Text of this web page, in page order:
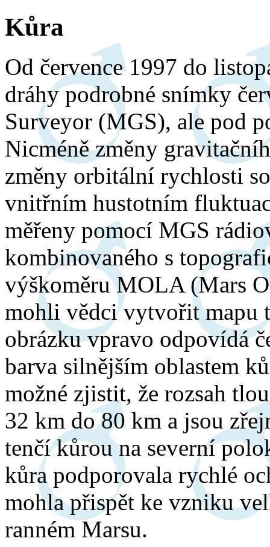
Kůra
Od července 1997 do
dráhy podrobné snímky
Surveyor (MGS), ale pod
Nicméně změny
změny orbitální rychlosti
vnitřním hustotním
měřeny pomocí MGS
kombinovaného s
výškoměru MOLA (Mars
mohli vědci vytvořit mapu
obrázku vpravo odpovídá
barva silnějším oblastem
možné zjistit, že rozsah
32 km do 80 km a jsou
tenčí kůrou na severní
kůra podporovala rychlé
mohla přispět ke vzniku
ranném Marsu.